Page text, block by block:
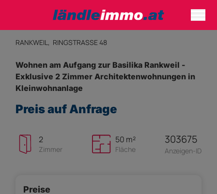
RANKWEIL, RINGSTRASSE 48
Wohnen am Aufgang zur Basilika Rankweil -
Exklusive 2 Zimmer Architektenwohnungen in
Kleinwohnanlage
Preis auf Anfrage
2
Zimmer
50 m²
Fläche
303675
Anzeigen-ID
Preise